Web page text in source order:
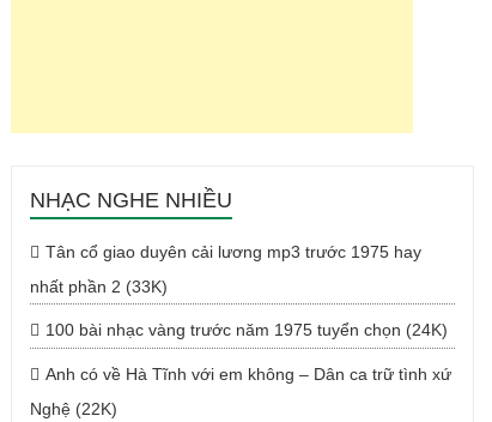
NHẠC NGHE NHIỀU
Tân cổ giao duyên cải lương mp3 trước 1975 hay
nhất phần 2 (33K)
100 bài nhạc vàng trước năm 1975 tuyển chọn (24K)
Anh có về Hà Tĩnh với em không – Dân ca trữ tình xứ
Nghệ (22K)